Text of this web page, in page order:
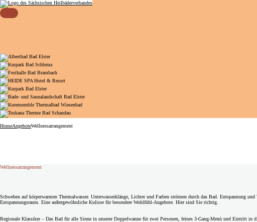
Sächsischer Heilbäderverband
Menü öffnen
HomeAngeboteWellnessarrangement
Wellnessarrangement
Schweben auf körperwarmen Thermalwasser. Unterwasserklänge, Lichter und Farben strömen durch das Bad. Entspannung
Entspannungsraum. Eine außergewöhnliche Kulisse für besondere Wohlfühl-Angebote. Hier sind Sie richtig.
Regionale Klassiker – Das Bad für alle Sinne in unserer Doppelwanne für zwei Personen, feines 3-Gang-Menü und Eintritt in